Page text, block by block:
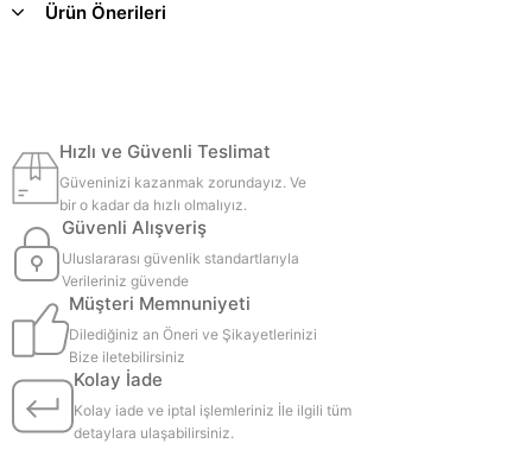
Ürün Önerileri
Hızlı ve Güvenli Teslimat
Güveninizi kazanmak zorundayız. Ve
bir o kadar da hızlı olmalıyız.
Güvenli Alışveriş
Uluslararası güvenlik standartlarıyla
Verileriniz güvende
Müşteri Memnuniyeti
Dilediğiniz an Öneri ve Şikayetlerinizi
Bize iletebilirsiniz
Kolay İade
Kolay iade ve iptal işlemleriniz İle ilgili tüm
detaylara ulaşabilirsiniz.